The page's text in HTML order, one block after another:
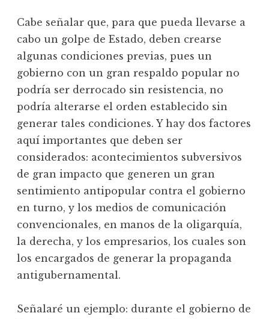
Cabe señalar que, para que pueda llevarse a
cabo un golpe de Estado, deben crearse
algunas condiciones previas, pues un
gobierno con un gran respaldo popular no
podría ser derrocado sin resistencia, no
podría alterarse el orden establecido sin
generar tales condiciones. Y hay dos factores
aquí importantes que deben ser
considerados: acontecimientos subversivos
de gran impacto que generen un gran
sentimiento antipopular contra el gobierno
en turno, y los medios de comunicación
convencionales, en manos de la oligarquía,
la derecha, y los empresarios, los cuales son
los encargados de generar la propaganda
antigubernamental.
Señalaré un ejemplo: durante el gobierno de